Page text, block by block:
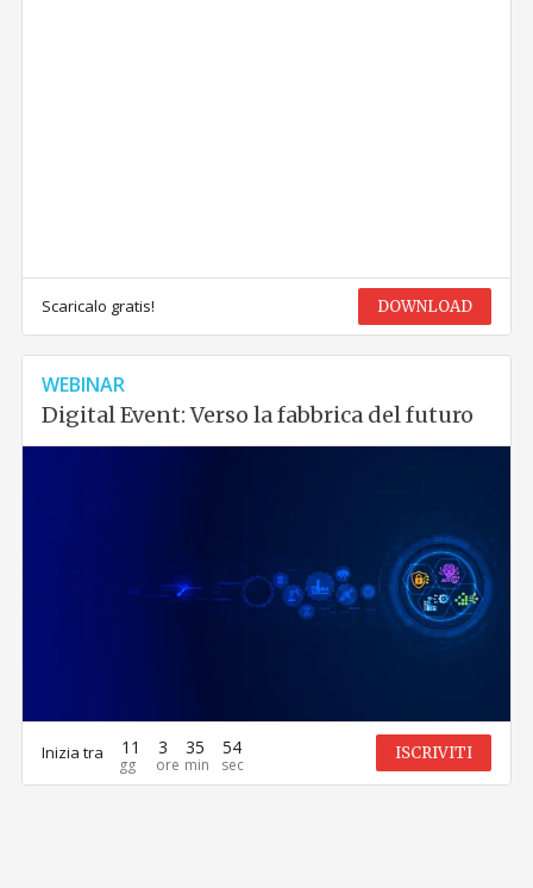
Scaricalo gratis! DOWNLOAD
WEBINAR
Digital Event: Verso la fabbrica del futuro
Inizia tra 11 3 35 54 ISCRIVITI